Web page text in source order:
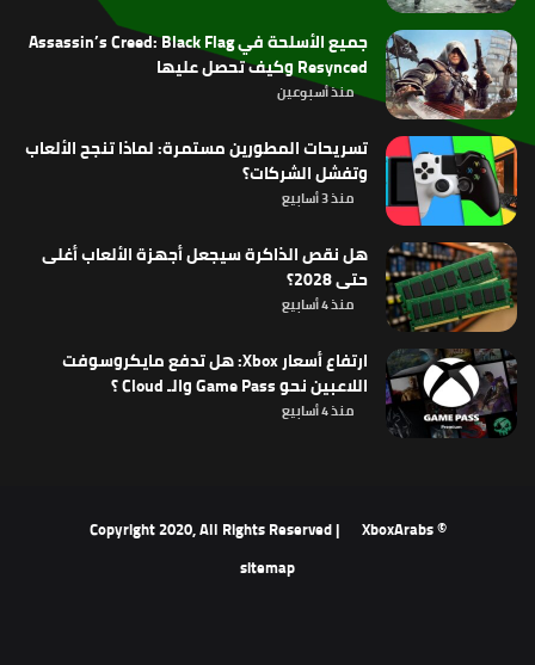
جميع الأسلحة في Assassin’s Creed: Black Flag
Resynced وكيف تحصل عليها
منذ أسبوعين
تسريحات المطورين مستمرة: لماذا تنجح الألعاب
وتفشل الشركات؟
منذ 3 أسابيع
هل نقص الذاكرة سيجعل أجهزة الألعاب أغلى
حتى 2028؟
منذ 4 أسابيع
ارتفاع أسعار Xbox: هل تدفع مايكروسوفت
اللاعبين نحو Game Pass والـ Cloud ؟
منذ 4 أسابيع
© Copyright 2020, All Rights Reserved |
XboxArabs
sitemap